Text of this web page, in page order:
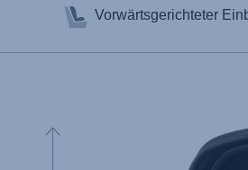
Vorwärtsgerichteter